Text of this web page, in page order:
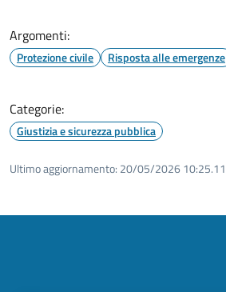
Argomenti:
Protezione civile Risposta alle emergenze
Categorie:
Giustizia e sicurezza pubblica
Ultimo aggiornamento: 20/05/2026 10:25.11